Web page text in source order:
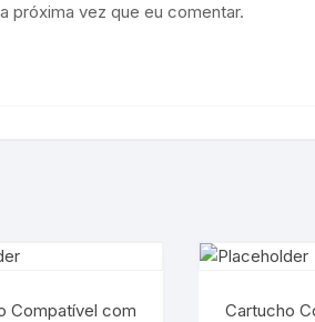
próxima vez que eu comentar.
Compatível com
Cartucho